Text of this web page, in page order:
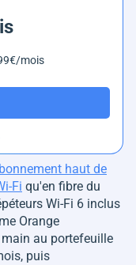
mois
haut de
Fi qu'en fibre du
Wi-Fi 6 inclus
Orange
au portefeuille
puis